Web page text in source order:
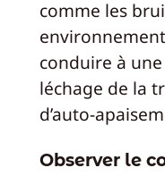
comme les
conduire à
léchage de la
d’auto-
Observer le